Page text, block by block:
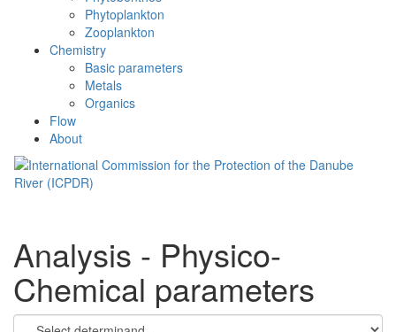
Phytoplankton
Zooplankton
Chemistry
Basic parameters
Metals
Organics
Flow
About
Analysis - Physico-
Chemical parameters